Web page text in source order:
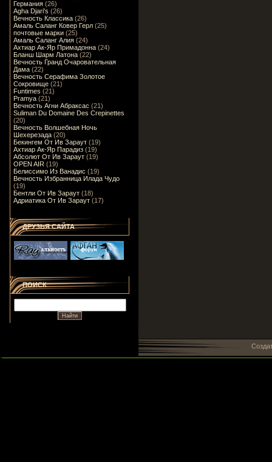
Германия (26)
Agha Djari's (26)
Вечность Классика (26)
Амаль Саланг Ковер Герл (25)
почтовые марки (25)
Амаль Саланг Алия (24)
Ахтиар Ак-Яр Примадонна (24)
Бланш Шарм Латона (22)
Вечность Гранд Очаровательная
Дама (22)
Вечность Серафима Золотое
Сокровище (21)
Funtimes (21)
Pramya (21)
Вечность Агни Абраксас (21)
Suliman Du Domaine Des Crepinettes
(20)
Вечность Волшебная Ночь
Шехерезада (20)
Бекингем От Ив Зараут (19)
Ахтиар Ак-Яр Парадиз (19)
Абсолют От Ив Зараут (19)
OPEN AIR (19)
Белиссимо Из Ванадис (19)
Вечность Избранница Илада Чудо
(19)
Бентли От Ив Зараут (18)
Адриатика От Ив Зараут (17)
ДРУЗЬЯ САЙТА
ПОИСК